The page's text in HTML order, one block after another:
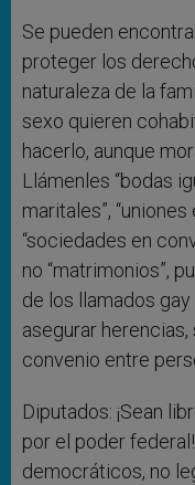
Se pueden
proteger los
naturaleza de la
sexo quieren
hacerlo, aunque
Llámenles “bodas
maritales”,
“sociedades en
no “matrimonios”,
de los llamados
asegurar
convenio entre
Diputados: ¡Sean
por el poder
democráticos, no